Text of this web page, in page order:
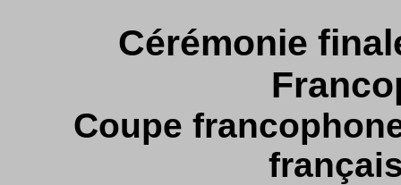
Cérémonie
Coupe